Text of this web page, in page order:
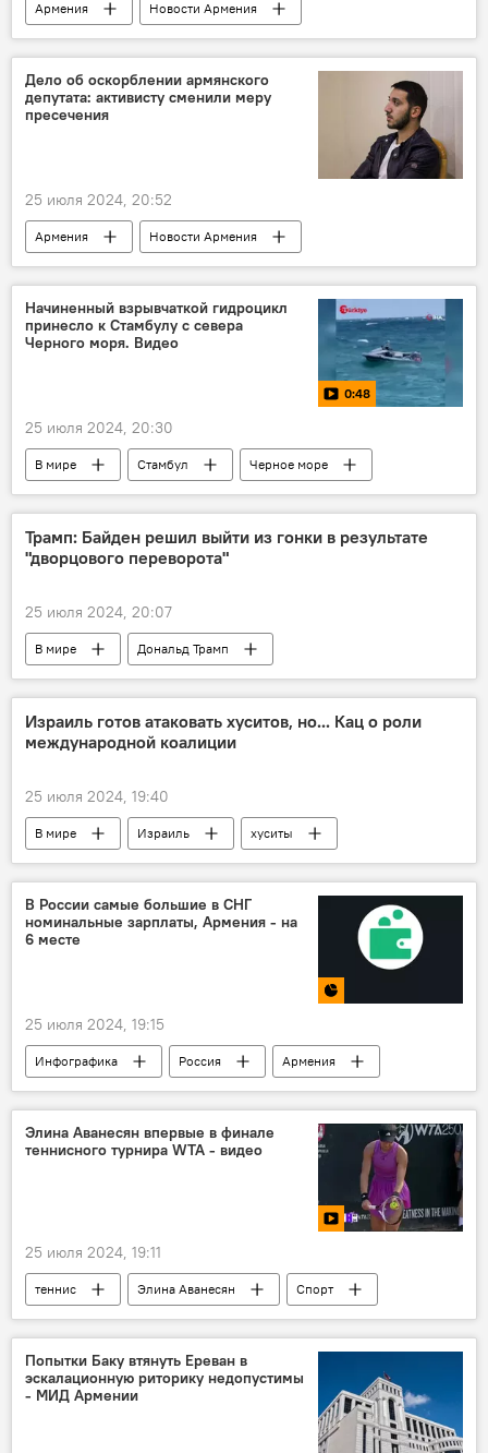
Армения
Новости Армения
Общество
дело
убийство
Ереван
Дело об оскорблении армянского
депутата: активисту сменили меру
пресечения
25 июля 2024, 20:52
Армения
Новости Армения
Политика
Общество
дело
оскорбление
депутат
мера пресечения
Начиненный взрывчаткой гидроцикл
принесло к Стамбулу с севера
Черного моря. Видео
0:48
25 июля 2024, 20:30
В мире Стамбул
Черное море
взрывчатка
Видео
Трамп: Байден решил выйти из гонки в результате
"дворцового переворота"
25 июля 2024, 20:07
В мире
Дональд Трамп
Джо Байден
переворот
Израиль готов атаковать хуситов, но... Кац о роли
международной коалиции
25 июля 2024, 19:40
В мире Израиль
хуситы
коалиция
В России самые большие в СНГ
номинальные зарплаты, Армения - на
6 месте
25 июля 2024, 19:15
Инфографика Россия
Армения
зарплата
Элина Аванесян впервые в финале
теннисного турнира WTA - видео
25 июля 2024, 19:11
теннис Элина Аванесян
Спорт
Видео
Попытки Баку втянуть Ереван в
эскалационную риторику недопустимы
- МИД Армении